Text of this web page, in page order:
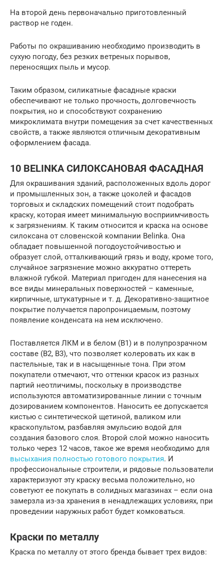
На второй день первоначально приготовленный
раствор не годен.
Работы по окрашиванию необходимо производить в
сухую погоду, без резких ветреных порывов,
переносящих пыль и мусор.
Таким образом, силикатные фасадные краски
обеспечивают не только прочность, долговечность
покрытия, но и способствуют сохранению
микроклимата внутри помещения за счет качественных
свойств, а также являются отличным декоративным
оформлением фасада.
10 BELINKA СИЛОКСАНОВАЯ ФАСАДНАЯ
Для окрашивания зданий, расположенных вдоль дорог
и промышленных зон, а также цоколей и фасадов
торговых и складских помещений стоит подобрать
краску, которая имеет минимальную восприимчивость
к загрязнениям. К таким относится и краска на основе
силоксана от словенской компании Belinka. Она
обладает повышенной погодоустойчивостью и
образует слой, отталкивающий грязь и воду, кроме того,
случайное загрязнение можно аккуратно оттереть
влажной губкой. Материал пригоден для нанесения на
все виды минеральных поверхностей – каменные,
кирпичные, штукатурные и т. д. Декоративно-защитное
покрытие получается паропроницаемым, поэтому
появление конденсата на нем исключено.
Поставляется ЛКМ и в белом (B1) и в полупрозрачном
составе (В2, В3), что позволяет колеровать их как в
пастельные, так и в насыщенные тона. При этом
покупатели отмечают, что оттенки красок из разных
партий неотличимы, поскольку в производстве
используются автоматизированные линии с точным
дозированием компонентов. Наносить ее допускается
кистью с синтетической щетиной, валиком или
краскопультом, разбавляя эмульсию водой для
создания базового слоя. Второй слой можно наносить
только через 12 часов, такое же время необходимо для
высыхания полностью готового покрытия. И
профессиональные строители, и рядовые пользователи
характеризуют эту краску весьма положительно, но
советуют ее покупать в солидных магазинах – если она
замерзла из-за хранения в ненадлежащих условиях, при
проведении наружных работ будет комковаться.
Краски по металлу
Краска по металлу от этого бренда бывает трех видов: